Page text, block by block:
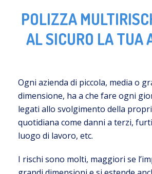
POLIZZA
AL SICURO LA TUA
Ogni azienda di piccola, media o
dimensione, ha a che fare ogni
legati allo svolgimento della
quotidiana come danni a terzi,
luogo di lavoro, etc.
I rischi sono molti, maggiori se